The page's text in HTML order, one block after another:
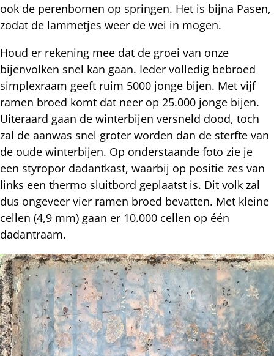
ook de perenbomen op springen. Het is bijna Pasen,
zodat de lammetjes weer de wei in mogen.
Houd er rekening mee dat de groei van onze
bijenvolken snel kan gaan. Ieder volledig bebroed
simplexraam geeft ruim 5000 jonge bijen. Met vijf
ramen broed komt dat neer op 25.000 jonge bijen.
Uiteraard gaan de winterbijen versneld dood, toch
zal de aanwas snel groter worden dan de sterfte van
de oude winterbijen. Op onderstaande foto zie je
een styropor dadantkast, waarbij op positie zes van
links een thermo sluitbord geplaatst is. Dit volk zal
dus ongeveer vier ramen broed bevatten. Met kleine
cellen (4,9 mm) gaan er 10.000 cellen op één
dadantraam.